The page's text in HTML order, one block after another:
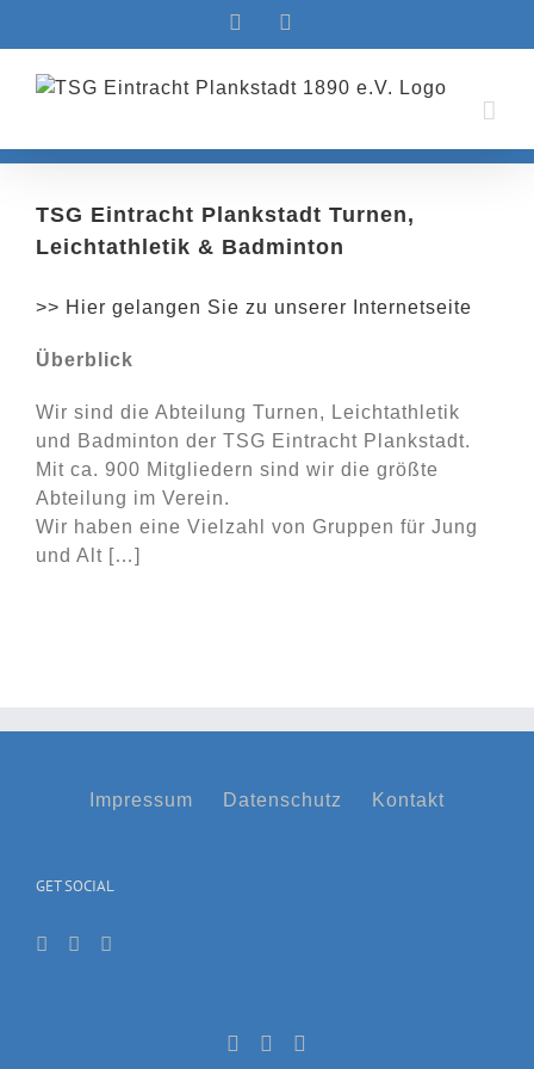
springen
Facebook
TSG Eintracht Plankstadt Turnen,
Leichtathletik & Badminton
>> Hier gelangen Sie zu unserer Internetseite
Überblick
Wir sind die Abteilung Turnen, Leichtathletik
und Badminton der TSG Eintracht Plankstadt.
Mit ca. 900 Mitgliedern sind wir die größte
Abteilung im Verein.
Wir haben eine Vielzahl von Gruppen für Jung
und Alt […]
Impressum Datenschutz Kontakt
GET SOCIAL